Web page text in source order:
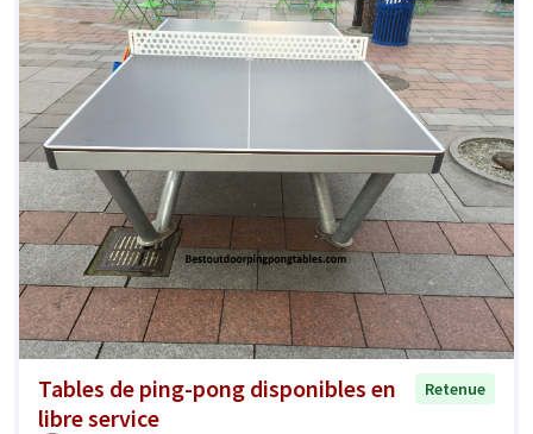
Tables de ping-pong disponibles en
libre service
Retenue